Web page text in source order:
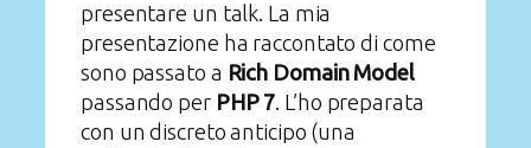
presentare un talk. La mia
presentazione ha raccontato di come
sono passato a Rich Domain Model
passando per PHP 7. L’ho preparata
con un discreto anticipo (una